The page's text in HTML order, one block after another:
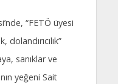
“FETÖ üyesi
sanıklar ve
yeğeni Sait